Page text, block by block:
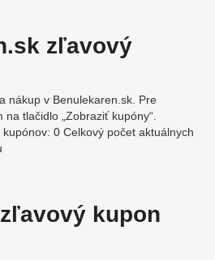
zľavový
nákup v Benulekaren.sk. Pre
tlačidlo „Zobraziť kupóny“.
0 Celkový počet aktuálnych
kupon